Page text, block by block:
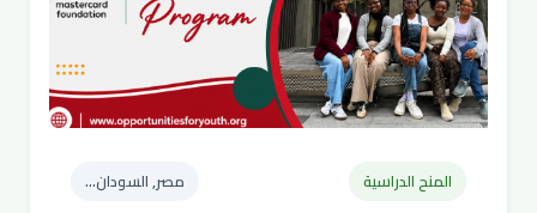
المنح الدراسية مصر, السودان...